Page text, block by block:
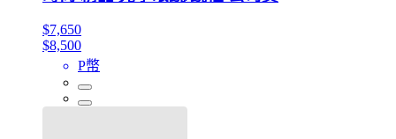
$7,650
$8,500
P幣